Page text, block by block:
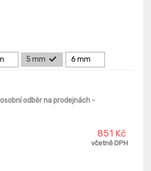
5 mm 6 mm
odběr na prodejnách -
851 Kč
včetně DPH